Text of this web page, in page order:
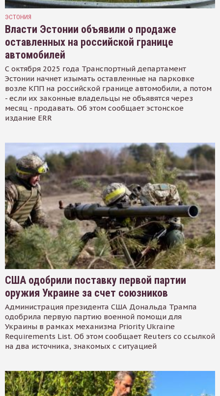
ЭСТОНИЯ
Власти Эстонии объявили о продаже
оставленных на российской границе
автомобилей
С октября 2025 года Транспортный департамент
Эстонии начнет изымать оставленные на парковке
возле КПП на российской границе автомобили, а потом
- если их законные владельцы не объявятся через
месяц - продавать. Об этом сообщает эстонское
издание ERR
США одобрили поставку первой партии
оружия Украине за счет союзников
Администрация президента США Дональда Трампа
одобрила первую партию военной помощи для
Украины в рамках механизма Priority Ukraine
Requirements List. Об этом сообщает Reuters со ссылкой
на два источника, знакомых с ситуацией